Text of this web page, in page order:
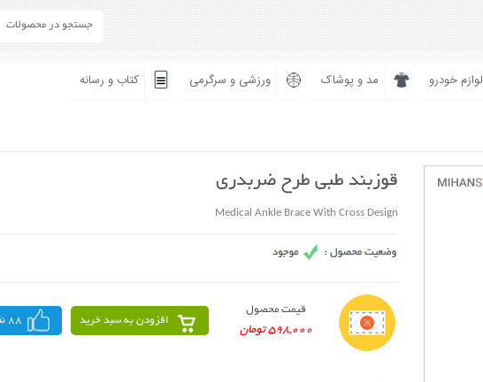
لوازم خودرو مد و پوشاک ورزشی و سرگرمی کتاب و رسانه
قوزبند طبی طرح ضربدری
Medical Ankle Brace With Cross Design
قیمت محصول
598,000 تومان
افزودن به سبد خرید 88 نفر